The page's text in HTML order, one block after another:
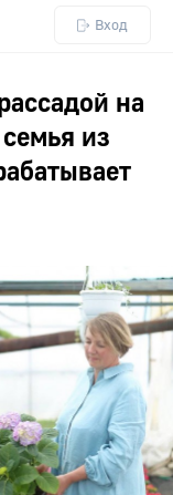
Вход
на
из